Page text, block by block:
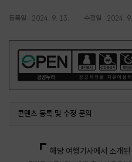
등록일 : 2024. 9. 13. 수정일 : 2024.
콘텐츠 등록 및 수정 문의
해당 여행기사에서 소개